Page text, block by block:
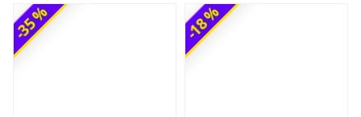
-35 % -18 %